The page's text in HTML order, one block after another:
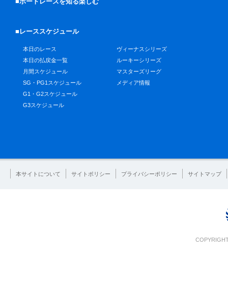
■レーススケジュール
本日のレース
本日の払戻金一覧
月間スケジュール
SG・PG1スケジュール
G1・G2スケジュール
G3スケジュール
ヴィーナスシリーズ
ルーキーシリーズ
マスターズリーグ
メディア情報
本サイトについて サイトポリシー プライバシーポリシー サイトマップ